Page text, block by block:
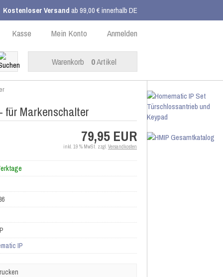
Kostenloser Versandab 99,00 € innerhalb DE
Anmelden
Mein Konto
Kasse
Warenkorb 0Artikel
Markenschalter
79,95 EUR
inkl. 19 % MwSt. zzgl. Versandkosten
IP